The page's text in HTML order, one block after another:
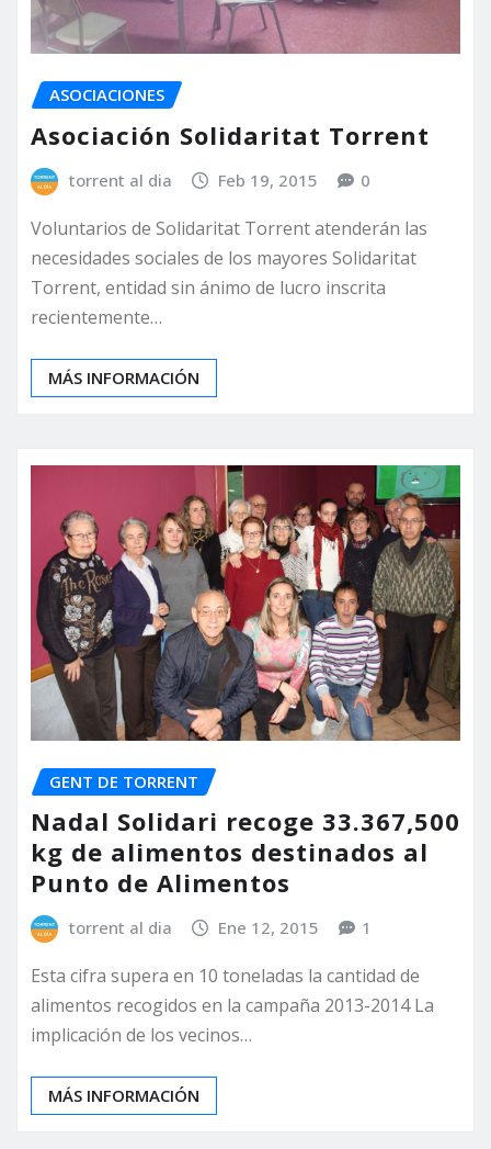
ASOCIACIONES
Asociación Solidaritat Torrent
torrent al dia Feb 19, 2015 0
Voluntarios de Solidaritat Torrent atenderán las
necesidades sociales de los mayores Solidaritat
Torrent, entidad sin ánimo de lucro inscrita
recientemente…
MÁS INFORMACIÓN
GENT DE TORRENT
Nadal Solidari recoge 33.367,500
kg de alimentos destinados al
Punto de Alimentos
torrent al dia Ene 12, 2015 1
Esta cifra supera en 10 toneladas la cantidad de
alimentos recogidos en la campaña 2013-2014 La
implicación de los vecinos…
MÁS INFORMACIÓN